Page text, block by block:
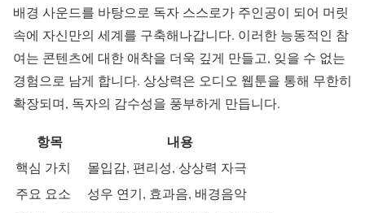
배경 사운드를 바탕으로 독자 스스로가 주인공이 되어 머릿
속에 자신만의 세계를 구축해나갑니다. 이러한 능동적인 참
여는 콘텐츠에 대한 애착을 더욱 깊게 만들고, 잊을 수 없는
경험으로 남게 합니다. 상상력은 오디오 웹툰을 통해 무한히
확장되며, 독자의 감수성을 풍부하게 만듭니다.
항목 내용
핵심 가치
몰입감, 편리성, 상상력 자극
주요 요소
성우 연기, 효과음, 배경음악